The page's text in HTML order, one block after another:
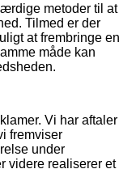
metoder til at
Tilmed er der
at frembringe en
måde kan
Vi har aftaler
fremviser
under
videre realiserer et